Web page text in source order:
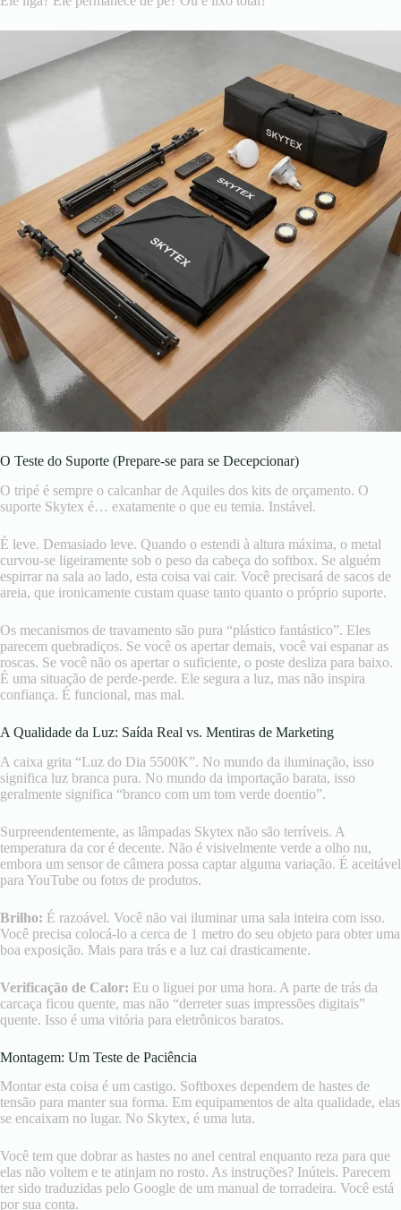
O Teste do Suporte (Prepare-se para se Decepcionar)
O tripé é sempre o calcanhar de Aquiles dos kits de orçamento. O
suporte Skytex é… exatamente o que eu temia. Instável.
É leve. Demasiado leve. Quando o estendi à altura máxima, o metal
curvou-se ligeiramente sob o peso da cabeça do softbox. Se alguém
espirrar na sala ao lado, esta coisa vai cair. Você precisará de sacos de
areia, que ironicamente custam quase tanto quanto o próprio suporte.
Os mecanismos de travamento são pura “plástico fantástico”. Eles
parecem quebradiços. Se você os apertar demais, você vai espanar as
roscas. Se você não os apertar o suficiente, o poste desliza para baixo.
É uma situação de perde-perde. Ele segura a luz, mas não inspira
confiança. É funcional, mas mal.
A Qualidade da Luz: Saída Real vs. Mentiras de Marketing
A caixa grita “Luz do Dia 5500K”. No mundo da iluminação, isso
significa luz branca pura. No mundo da importação barata, isso
geralmente significa “branco com um tom verde doentio”.
Surpreendentemente, as lâmpadas Skytex não são terríveis. A
temperatura da cor é decente. Não é visivelmente verde a olho nu,
embora um sensor de câmera possa captar alguma variação. É aceitável
para YouTube ou fotos de produtos.
Brilho: É razoável. Você não vai iluminar uma sala inteira com isso.
Você precisa colocá-lo a cerca de 1 metro do seu objeto para obter uma
boa exposição. Mais para trás e a luz cai drasticamente.
Verificação de Calor: Eu o liguei por uma hora. A parte de trás da
carcaça ficou quente, mas não “derreter suas impressões digitais”
quente. Isso é uma vitória para eletrônicos baratos.
Montagem: Um Teste de Paciência
Montar esta coisa é um castigo. Softboxes dependem de hastes de
tensão para manter sua forma. Em equipamentos de alta qualidade, elas
se encaixam no lugar. No Skytex, é uma luta.
Você tem que dobrar as hastes no anel central enquanto reza para que
elas não voltem e te atinjam no rosto. As instruções? Inúteis. Parecem
ter sido traduzidas pelo Google de um manual de torradeira. Você está
por sua conta.